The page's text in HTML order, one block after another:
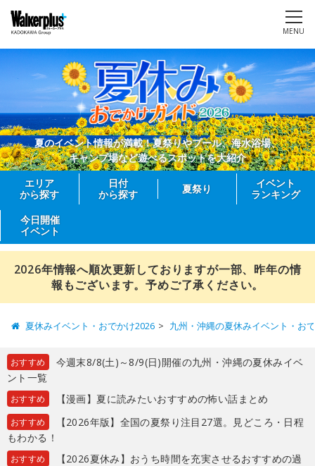
MENU
夏のイベント情報が満載！夏祭りやプール、海水浴場、
キャンプ場など遊べるスポットを大紹介
エリア
から探す
日付
から探す
夏祭り
イベント
ランキング
今日開催
イベント
2026年情報へ順次更新しておりますが一部、昨年の情
報もございます。予めご了承ください。
夏休みイベント・おでかけ2026 九州・沖縄の夏休みイベント・お
おすすめ
今週末8/8(土)～8/9(日)開催の九州・沖縄の夏休みイベ
ント一覧
おすすめ 【漫画】夏に読みたいおすすめの怖い話まとめ
おすすめ
【2026年版】全国の夏祭り注目27選。見どころ・日程
もわかる！
おすすめ
【2026夏休み】おうち時間を充実させるおすすめの過